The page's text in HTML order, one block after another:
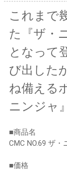
これまで
た『ザ・
となって
び出した
ね備える
ニンジャ
■商品名
CMC NO.69 ザ
■価格